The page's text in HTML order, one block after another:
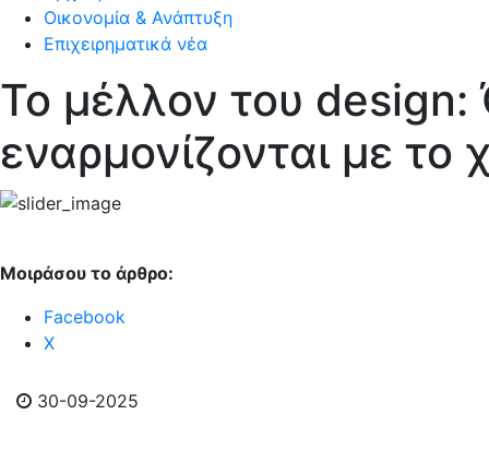
Οικονομία & Ανάπτυξη
Επιχειρηματικά νέα
Το μέλλον του
εναρμονίζονται με το
Μοιράσου το άρθρο:
Facebook
Χ
30-09-2025